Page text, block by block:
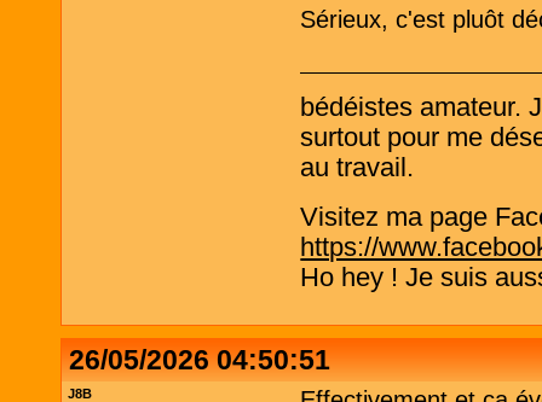
Sérieux, c'est pluôt
bédéistes amateur.
surtout pour me
au travail.
Visitez ma page
https://
Ho hey ! Je suis
26/05/2026 04:50:51
J8B